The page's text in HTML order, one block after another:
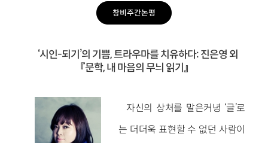
창비주간논평
‘시인-되기’의 기쁨, 트라우마를 치유하다: 진은영 외
『문학, 내 마음의 무늬 읽기』
자신의 상처를 말은커녕 ‘글’로
는 더더욱 표현할 수 없던 사람이